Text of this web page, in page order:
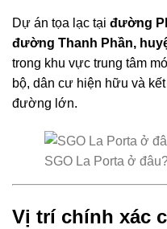
Dự án tọa lạc tại đường
đường Thanh Phần,
trong khu vực trung tâm
bộ, dân cư hiện hữu và
đường lớn.
SGO La Porta ở
Vị trí chính xác